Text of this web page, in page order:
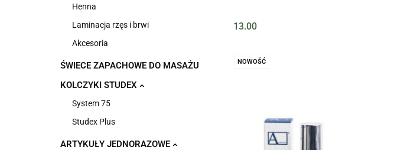
Henna
Laminacja rzęs i brwi
Akcesoria
ŚWIECE ZAPACHOWE DO MASAŻU
KOLCZYKI STUDEX
System 75
Studex Plus
ARTYKUŁY JEDNORAZOWE
13.00
NOWOŚĆ